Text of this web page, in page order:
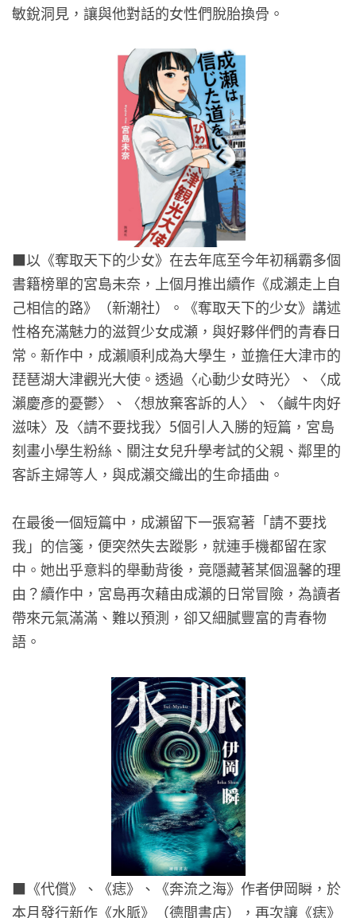
敏銳洞見，讓與他對話的女性們脫胎換骨。
■以《奪取天下的少女》在去年底至今年初稱霸多個
書籍榜單的宮島未奈，上個月推出續作《成瀨走上自
己相信的路》（新潮社）。《奪取天下的少女》講述
性格充滿魅力的滋賀少女成瀬，與好夥伴們的青春日
常。新作中，成瀨順利成為大學生，並擔任大津市的
琵琶湖大津觀光大使。透過〈心動少女時光〉、〈成
瀨慶彥的憂鬱〉、〈想放棄客訴的人〉、〈鹹牛肉好
滋味〉及〈請不要找我〉5個引人入勝的短篇，宮島
刻畫小學生粉絲、關注女兒升學考試的父親、鄰里的
客訴主婦等人，與成瀨交織出的生命插曲。
在最後一個短篇中，成瀨留下一張寫著「請不要找
我」的信箋，便突然失去蹤影，就連手機都留在家
中。她出乎意料的舉動背後，竟隱藏著某個溫馨的理
由？續作中，宮島再次藉由成瀨的日常冒險，為讀者
帶來元氣滿滿、難以預測，卻又細膩豐富的青春物
語。
■ 《代償》、《痣》、《奔流之海》作者伊岡瞬，於
本月發行新作《水脈》（德間書店），再次讓《痣》